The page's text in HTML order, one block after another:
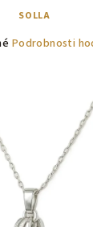
SOLLA
Podrobnosti